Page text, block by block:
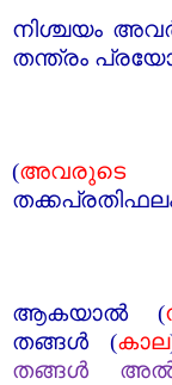
നിശ്ചയം
തന്ത്രം
(അവരുടെ
ആകയാൽ (
തങ്ങൾ (കാല
തങ്ങൾ